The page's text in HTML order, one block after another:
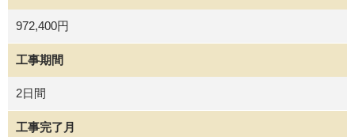
972,400円
工事期間
2日間
工事完了月